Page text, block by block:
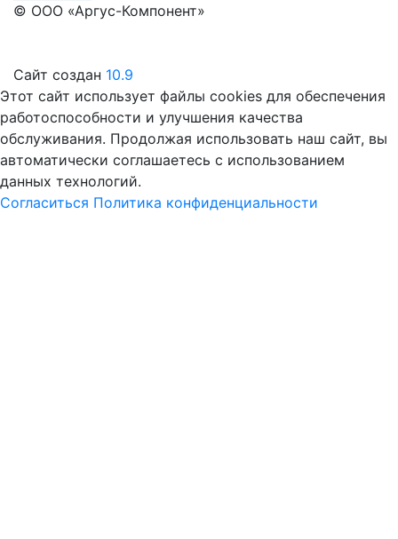
© ООО «Аргус-Компонент»
Сайт создан 10.9
Этот сайт использует файлы cookies для обеспечения
работоспособности и улучшения качества
обслуживания. Продолжая использовать наш сайт, вы
автоматически соглашаетесь с использованием
данных технологий.
Согласиться Политика конфиденциальности